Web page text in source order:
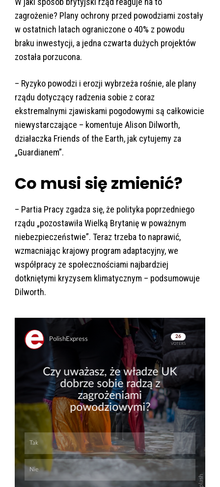
zagrożenie? Plany ochrony przed powodziami zostały
w ostatnich latach ograniczone o 40% z powodu
braku inwestycji, a jedna czwarta dużych projektów
została porzucona.
– Ryzyko powodzi i erozji wybrzeża rośnie, ale plany
rządu dotyczący radzenia sobie z coraz
ekstremalnymi zjawiskami pogodowymi są całkowicie
niewystarczające – komentuje Alison Dilworth,
działaczka Friends of the Earth, jak cytujemy za
„Guardianem”.
Co musi się zmienić?
– Partia Pracy zgadza się, że polityka poprzedniego
rządu „pozostawiła Wielką Brytanię w poważnym
niebezpieczeństwie”. Teraz trzeba to naprawić,
wzmacniając krajowy program adaptacyjny, we
współpracy ze społecznościami najbardziej
dotkniętymi kryzysem klimatycznym – podsumowuje
Dilworth.
Skip
Skip